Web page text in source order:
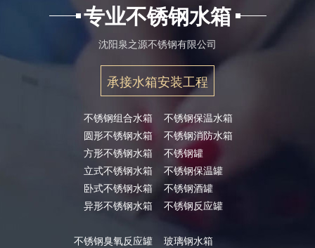
专业不锈钢水箱
沈阳泉之源不锈钢有限公司
承接水箱安装工程
不锈钢组合水箱
圆形不锈钢水箱
方形不锈钢水箱
立式不锈钢水箱
卧式不锈钢水箱
异形不锈钢水箱
不锈钢臭氧反应罐
不锈钢保温水箱
不锈钢消防水箱
不锈钢罐
不锈钢保温罐
不锈钢酒罐
不锈钢反应罐
玻璃钢水箱